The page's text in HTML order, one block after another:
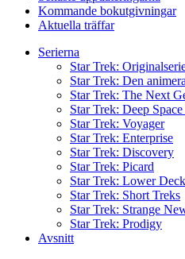
Kommande bokutgivningar
Aktuella träffar
Serierna
Star Trek:
Star Trek: Den
Star Trek: The Next
Star Trek: Deep
Star Trek: Voyager
Star Trek: Enterprise
Star Trek: Discovery
Star Trek: Picard
Star Trek: Lower
Star Trek: Short Treks
Star Trek: Strange
Star Trek: Prodigy
Avsnitt